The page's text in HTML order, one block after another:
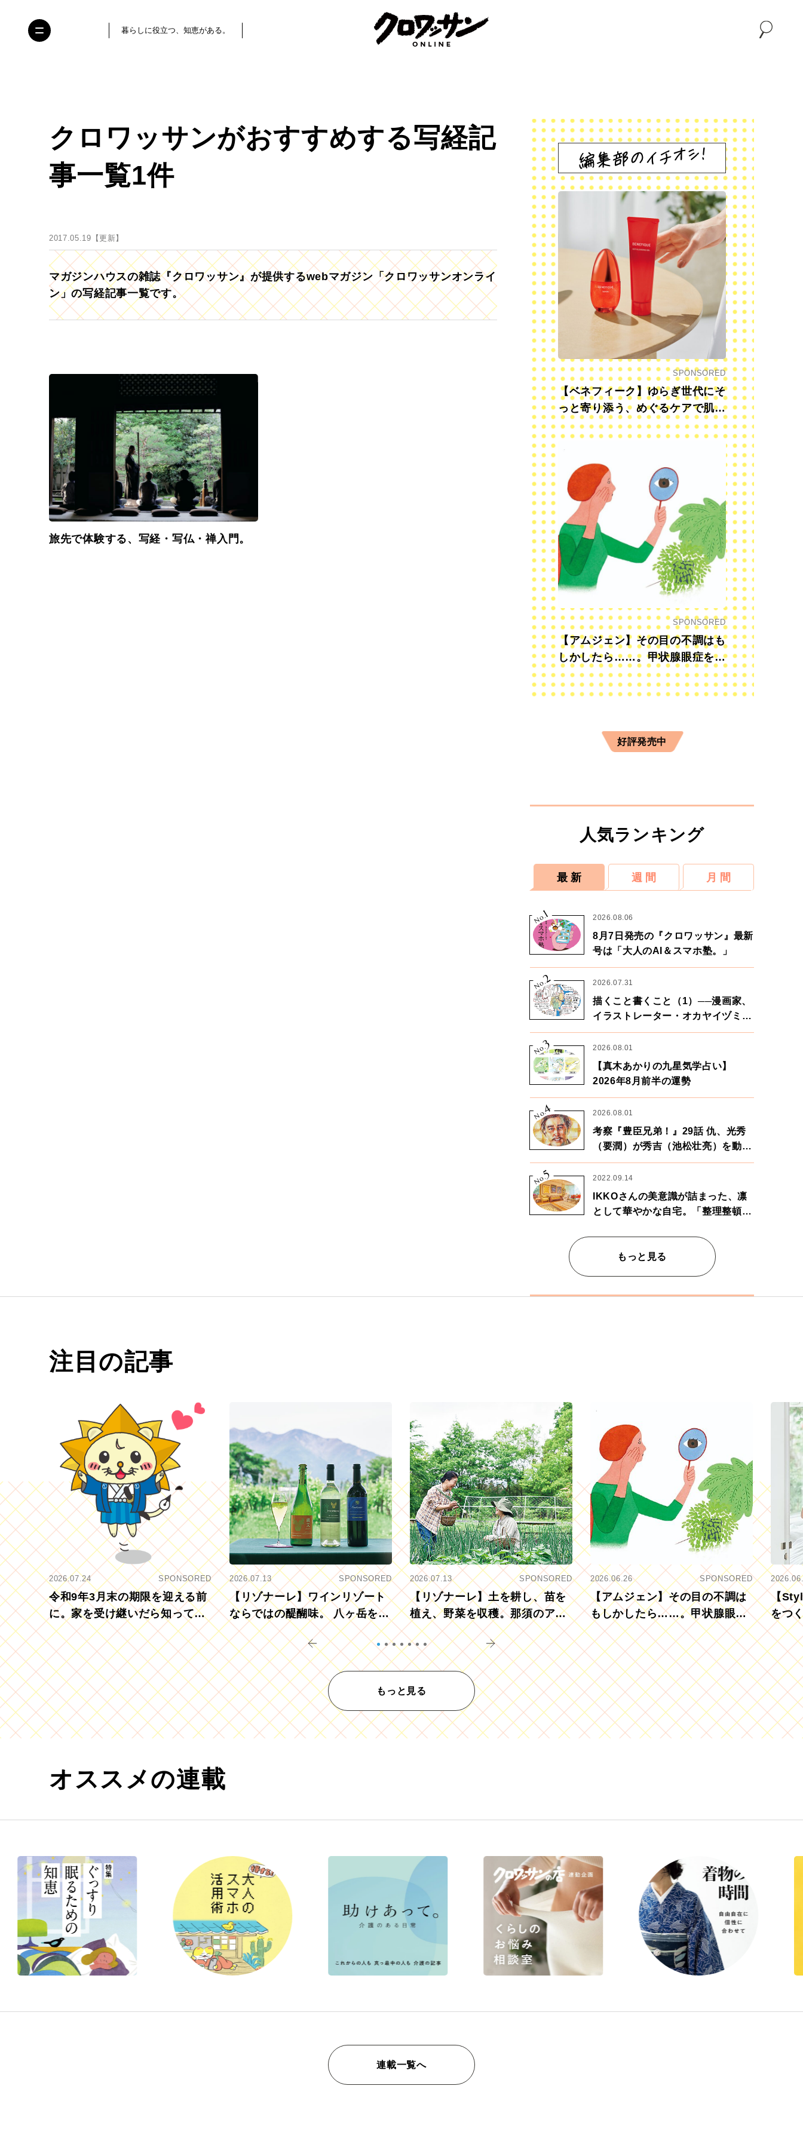
暮らしに役立つ、知恵がある。
クロワッサンがおすすめする写経記
事一覧1件
2017.05.19【更新】
マガジンハウスの雑誌『クロワッサン』が提供するwebマガジン「クロワッサンオンライ
ン」の写経記事一覧です。
旅先で体験する、写経・写仏・禅入門。
SPONSORED
【ベネフィーク】ゆらぎ世代にそ
っと寄り添う、めぐるケアで肌も
心も前向きに
SPONSORED
【アムジェン】その目の不調はも
しかしたら……。甲状腺眼症を知
っていますか？
好評発売中
人気ランキング
最 新 週 間 月 間
No.
1 2026.08.06
8月7日発売の『クロワッサン』最新
号は「大人のAI＆スマホ塾。」
No.2 2026.07.31
描くこと書くこと（1）──漫画家、
イラストレーター・オカヤイヅミさ
ん×漫画家・鶴谷香央理さん
No.
3 2026.08.01
【真木あかりの九星気学占い】
2026年8月前半の運勢
No.
4 2026.08.01
考察『豊臣兄弟！』29話 仇、光秀
（要潤）が秀吉（池松壮亮）を動か
す。天下に向けた兄弟の分岐点。
No.
5 2022.09.14
IKKOさんの美意識が詰まった、凛
として華やかな自宅。「整理整頓は
もっと見る
注目の記事
2026.07.24 SPONSORED
令和9年3月末の期限を迎える前
に。家を受け継いだら知ってお
きたい「相続登記の義務化」
2026.07.13 SPONSORED
【リゾナーレ】ワインリゾート
ならではの醍醐味。 八ヶ岳を望
むブドウ畑でアペロ
2026.07.13 SPONSORED
【リゾナーレ】土を耕し、苗を
植え、野菜を収穫。那須のアグ
リツーリズモを体験
2026.06.26 SPONSORED
【アムジェン】その目の不調は
もしかしたら……。甲状腺眼症
を知っていますか？
【
をつ
もっと見る
オススメの連載
連載一覧へ